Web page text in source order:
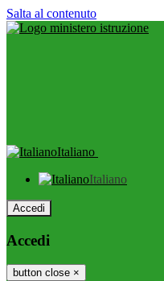
Salta al contenuto
Italiano
Italiano
Accedi
Accedi
button close ×